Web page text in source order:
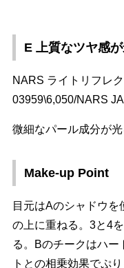
E 上質なツヤ感
NARS ライトリフレ
03959\6,050/NARS
微細なパール成分が
Make-up Point
目元はAのシャドウを
の上に重ねる。3と4
る。Bのチークはハー
トとの相乗効果でぷ